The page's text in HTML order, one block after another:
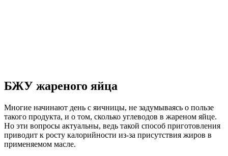
БЖУ жареного яйца
Многие начинают день с яичницы, не задумываясь о пользе
такого продукта, и о том, сколько углеводов в жареном яйце.
Но эти вопросы актуальны, ведь такой способ приготовления
приводит к росту калорийности из-за присутствия жиров в
применяемом масле.